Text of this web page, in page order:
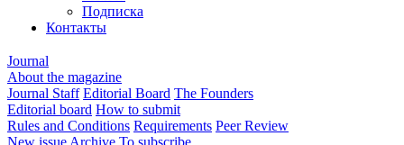
Подписка
Контакты
Journal
About the magazine
Journal Staff Editorial Board The Founders
Editorial board How to submit
Rules and Conditions Requirements Peer Review
New issue Archive To subscribe